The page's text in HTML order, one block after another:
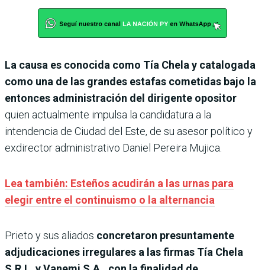
La causa es conocida como Tía Chela y catalogada
como una de las grandes estafas cometidas bajo la
entonces administración del dirigente opositor
quien actualmente impulsa la candidatura a la
intendencia de Ciudad del Este, de su asesor político y
exdirector administrativo Daniel Pereira Mujica.
Lea también: Esteños acudirán a las urnas para
elegir entre el continuismo o la alternancia
Prieto y sus aliados concretaron presuntamente
adjudicaciones irregulares a las firmas Tía Chela